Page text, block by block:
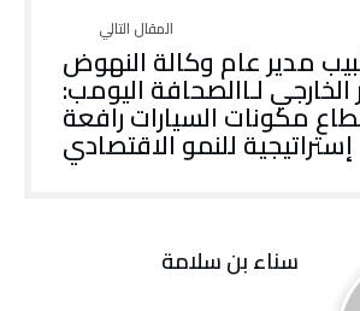
‬إستراتيجية‭ ‬للنمو‭ ‬الاقتصادي
‬سناء‭ ‬بن‭ ‬سلامة